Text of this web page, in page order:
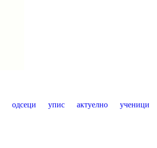
одсеци упис актуелно ученици